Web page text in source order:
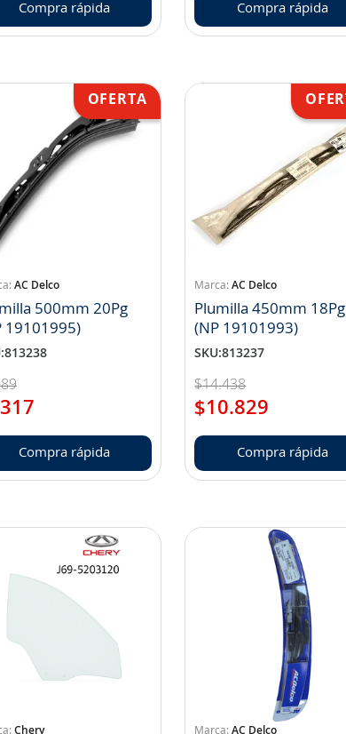
Compra rápida Compra rápida
AC Delco
500mm 20Pg
19101995)
:813238
Compra rápida
AC Delco
Plumilla 450mm 18Pg
(NP 19101993)
SKU:813237
$14.438
$10.829
Compra rápida
Chery AC Delco